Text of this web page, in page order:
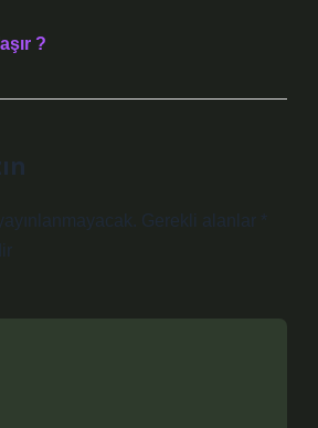
?
Gerekli alanlar *